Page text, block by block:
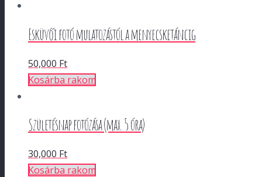
Esküvői fotó mulatozástól a menyecsketáncig
50,000 Ft
Kosárba rakom
Születésnap fotózása (max. 5 óra)
30,000 Ft
Kosárba rakom